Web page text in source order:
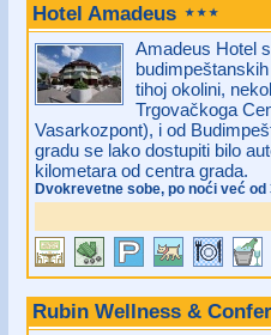
Hotel Amadeus
Amadeus Hotel
tihoj okolini,
Trgovačkoga
Vasarkozpont), i od
gradu se lako dostupiti bilo
kilometara od centra grada.
Dvokrevetne sobe, po noći već od
Rubin Wellness &